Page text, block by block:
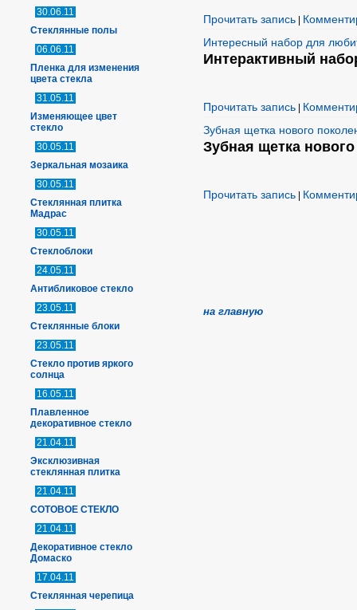
30.06.11
Стеклянные полы
06.06.11
Пленка для изменения
цвета стекла
31.05.11
Изменяющее цвет
стекло
30.05.11
Зеркальная мозаика
30.05.11
Стеклянная плитка
Мадрас
30.05.11
Стеклоблоки
24.05.11
Антибликовое стекло
23.05.11
Стеклянные блоки
23.05.11
Стекло против яркого
солнца
16.05.11
Плавленное
декоративное стекло
21.04.11
Эксклюзивная
стеклянная плитка
21.04.11
СОТОВОЕ СТЕКЛО
21.04.11
Декоративное стекло
Домаско
17.04.11
Стеклянная черепица
Прочитать запись
Интересный набор для
Интерактивный
Прочитать запись
Зубная щетка нового
Зубная щетка
Прочитать запись
на главную